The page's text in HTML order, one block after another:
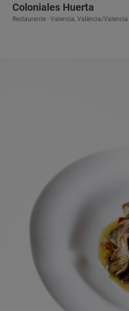
Coloniales Huerta
Restaurante · Valencia, València/Valencia